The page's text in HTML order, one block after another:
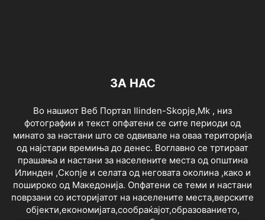
ЗА НАС
Во нашиот Веб Портал Ilinden-Skopje,Mk , низ
фотографии и текст опфатени се сите периоди од
минато за настани што се одвивале на оваа територија
од најстари времиња до денес. Воглавно се тртираат
прашања и настани за населените места од општина
Илинден ,Скопје и селата од неговата околина ,како и
пошироко од Македонија. Опфатени се теми и настани
поврзани со историјатот на населените места,верските
објекти,економијата,сообраќајот,образованието,